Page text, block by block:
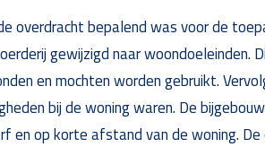
overdracht bepalend was voor de
gewijzigd naar woondoeleinden.
en mochten worden gebruikt.
bij de woning waren. De
en op korte afstand van de woning. De